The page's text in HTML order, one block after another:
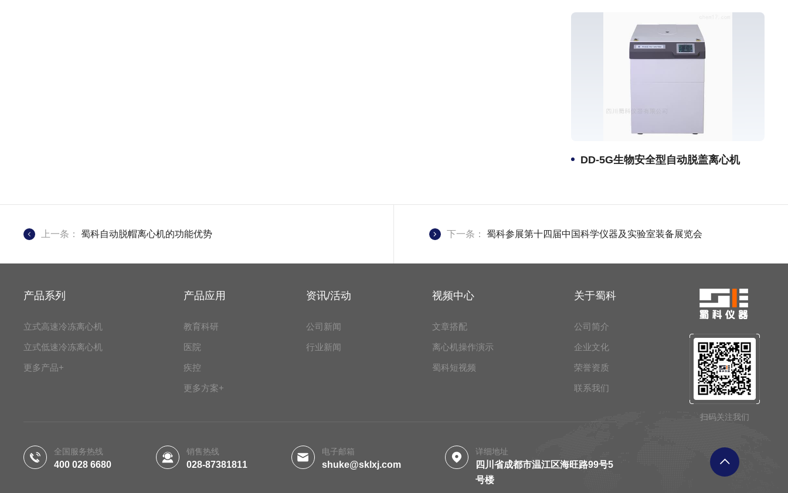
DD-5G生物安全型自动脱盖离心机
上一条：蜀科自动脱帽离心机的功能优势 下一条： 蜀科参展第十四届中国科学仪器及实验室装备展览会
产品系列
立式高速冷冻离心机
立式低速冷冻离心机
更多产品+
产品应用
教育科研
医院
疾控
更多方案+
资讯/活动
公司新闻
行业新闻
视频中心
文章搭配
离心机操作演示
蜀科短视频
关于蜀科
公司简介
企业文化
荣誉资质
联系我们
全国服务热线
400 028 6680
销售热线
028-87381811
电子邮箱
shuke@sklxj.com
详细地址
四川省成都市温江区海旺路99号5
号楼
扫码关注我们